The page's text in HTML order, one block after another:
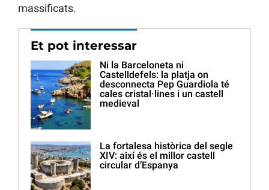
massificats.
Et pot interessar
Ni la Barceloneta ni
Castelldefels: la platja on
desconnecta Pep Guardiola té
cales cristal·lines i un castell
medieval
La fortalesa històrica del segle
XIV: així és el millor castell
circular d’Espanya